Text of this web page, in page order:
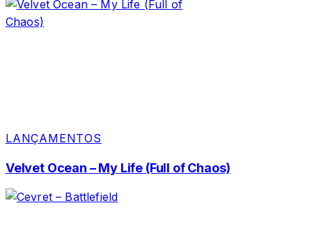
LANÇAMENTOS
Velvet Ocean – My Life (Full of Chaos)